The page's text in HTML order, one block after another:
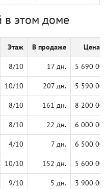
в этом доме
Этаж В продаже Цена,
8/10 17 дн. 5 690
10/10 207 дн. 5 590
8/10 161 дн. 8 200
8/10 22 дн. 6 000
4/10 7 дн. 6 500
10/10 152 дн. 5 600
9/10 5 дн. 3 900